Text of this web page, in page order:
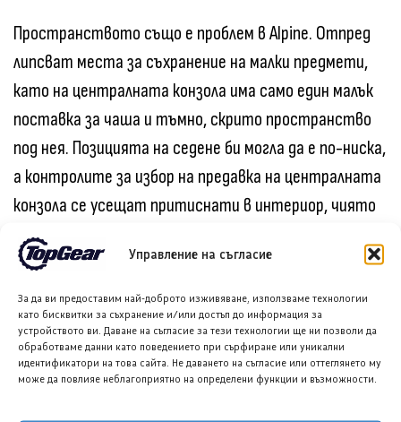
Управление на съгласие
За да ви предоставим най-доброто изживяване, използваме технологии
като бисквитки за съхранение и/или достъп до информация за
устройството ви. Даване на съгласие за тези технологии ще ни позволи да
обработваме данни като поведението при сърфиране или уникални
идентификатори на това сайта. Не даването на съгласие или оттеглянето му
може да повлияе неблагоприятно на определени функции и възможности.
Пространството също е проблем в Alpine. Отпред
липсват места за съхранение на малки предмети,
като на централната конзола има само един малък
поставка за чаша и тъмно, скрито пространство
под нея. Позицията на седене би могла да е по-ниска,
а контролите за избор на предавка на централната
конзола се усещат притиснати в интериор, чиято
архитектура е базирана на по-опростен модел.
Пространството на задния ред също е доста
ограничено за стандартите на класа, с
компрометирано място за главите и раменете
поради скосения и стесняващ се покрив. Освен това